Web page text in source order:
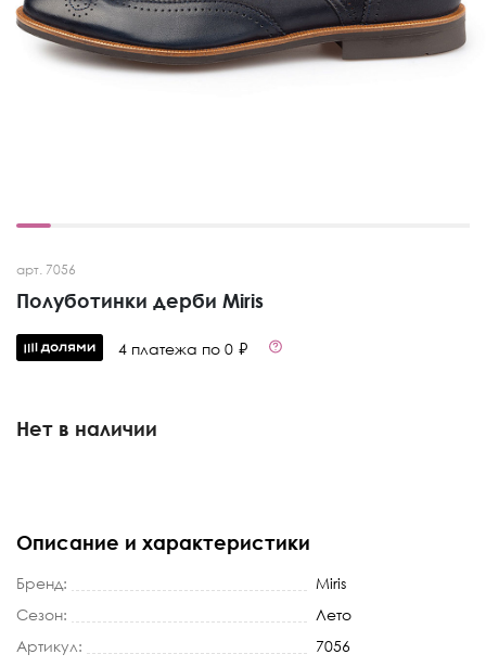
арт. 7056
Полуботинки дерби Miris
4 платежа по 0 ₽
Нет в наличии
Описание и характеристики
Бренд:
Miris
Сезон:
Лето
Артикул:
7056